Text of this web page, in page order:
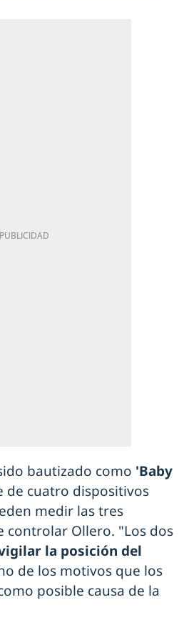
bautizado como 'Baby
de cuatro dispositivos
medir las tres
controlar Ollero. "Los dos
la posición del
de los motivos que los
posible causa de la